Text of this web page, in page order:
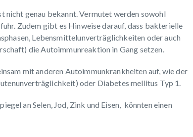
nicht genau bekannt. Vermutet werden sowohl
Zudem gibt es Hinweise darauf, dass bakterielle
Lebensmittelunverträglichkeiten oder auch
die Autoimmunreaktion in Gang setzen.
mit anderen Autoimmunkrankheiten auf, wie der
oder Diabetes mellitus Typ 1.
an Selen, Jod, Zink und Eisen, könnten einen